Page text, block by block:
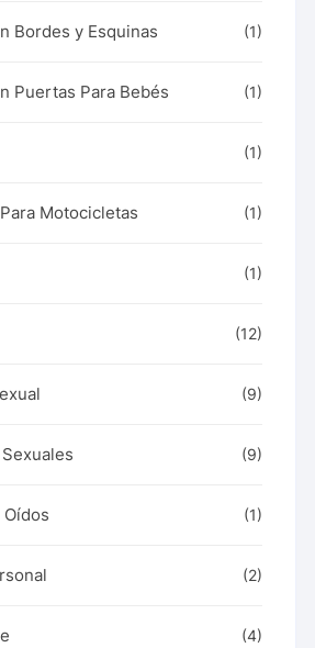
Bordes y Esquinas (1)
Puertas Para Bebés (1)
(1)
Motocicletas (1)
(1)
(12)
(9)
(9)
(1)
(2)
(4)